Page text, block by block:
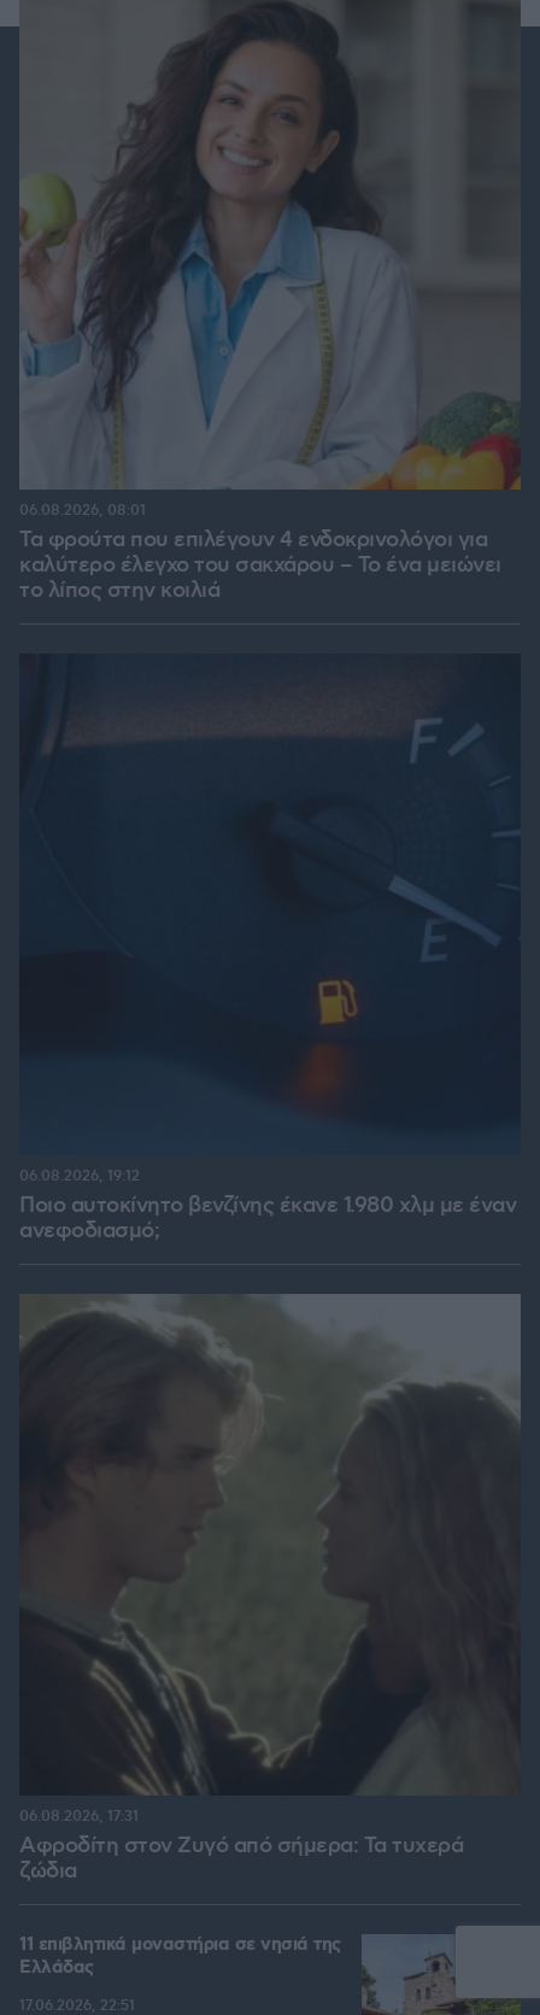
Τα φρούτα που επιλέγουν 4 ενδοκρινολόγοι για
καλύτερο έλεγχο του σακχάρου – Το ένα μειώνει
το λίπος στην κοιλιά
06.08.2026, 08:01
Ποιο αυτοκίνητο βενζίνης έκανε 1.980 χλμ με έναν
ανεφοδιασμό;
06.08.2026, 19:12
Αφροδίτη στον Ζυγό από σήμερα: Τα τυχερά
ζώδια
06.08.2026, 17:31
11 επιβλητικά μοναστήρια σε νησιά της
Ελλάδας
17.06.2026, 22:51